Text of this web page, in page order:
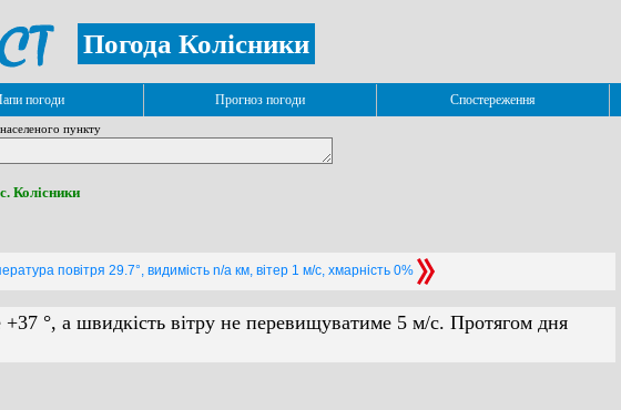
Погода Колісники
погоди Прогноз погоди Спостереження
пункту
Колісники
повітря 29.7°, видимість n/a км, вітер 1 м/с, хмарність 0%
+37 °, а швидкість вітру не перевищуватиме 5 м/с. Протягом дня